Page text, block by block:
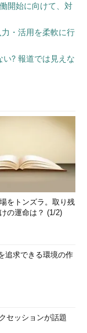
開始に向けて、対
・活用を柔軟に行
? 報道では見えな
をトンズラ。取り残
の運命は？ (1/2)
追求できる環境の作
セッションが話題